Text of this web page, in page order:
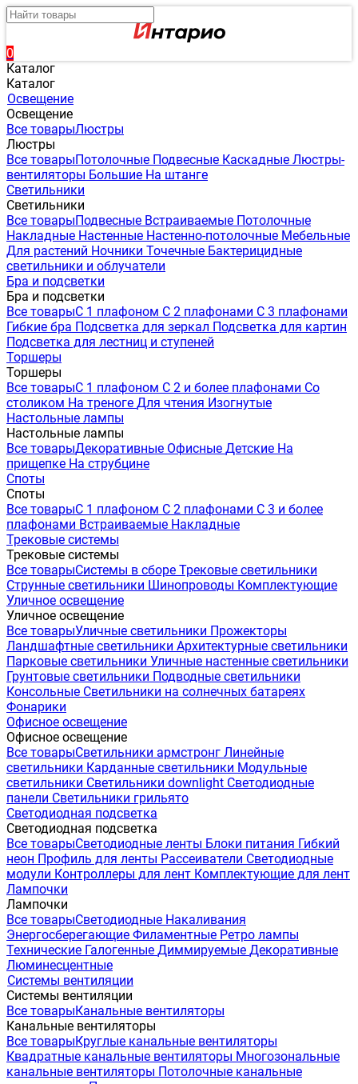
0
Каталог
Каталог
Освещение
Освещение
Все товарыЛюстры
Люстры
Все товарыПотолочные Подвесные Каскадные Люстры-
вентиляторы Большие На штанге
Светильники
Светильники
Все товарыПодвесные Встраиваемые Потолочные
Накладные Настенные Настенно-потолочные Мебельные
Для растений Ночники Точечные Бактерицидные
светильники и облучатели
Бра и подсветки
Бра и подсветки
Все товарыС 1 плафоном С 2 плафонами С 3 плафонами
Гибкие бра Подсветка для зеркал Подсветка для картин
Подсветка для лестниц и ступеней
Торшеры
Торшеры
Все товарыС 1 плафоном С 2 и более плафонами Со
столиком На треноге Для чтения Изогнутые
Настольные лампы
Настольные лампы
Все товарыДекоративные Офисные Детские На
прищепке На струбцине
Споты
Споты
Все товарыС 1 плафоном С 2 плафонами С 3 и более
плафонами Встраиваемые Накладные
Трековые системы
Трековые системы
Все товарыСистемы в сборе Трековые светильники
Струнные светильники Шинопроводы Комплектующие
Уличное освещение
Уличное освещение
Все товарыУличные светильники Прожекторы
Ландшафтные светильники Архитектурные светильники
Парковые светильники Уличные настенные светильники
Грунтовые светильники Подводные светильники
Консольные Светильники на солнечных батареях
Фонарики
Офисное освещение
Офисное освещение
Все товарыСветильники армстронг Линейные
светильники Карданные светильники Модульные
светильники Светильники downlight Светодиодные
панели Светильники грильято
Светодиодная подсветка
Светодиодная подсветка
Все товарыСветодиодные ленты Блоки питания Гибкий
неон Профиль для ленты Рассеиватели Светодиодные
модули Контроллеры для лент Комплектующие для лент
Лампочки
Лампочки
Все товарыСветодиодные Накаливания
Энергосберегающие Филаментные Ретро лампы
Технические Галогенные Диммируемые Декоративные
Люминесцентные
Системы вентиляции
Системы вентиляции
Все товарыКанальные вентиляторы
Канальные вентиляторы
Все товарыКруглые канальные вентиляторы
Квадратные канальные вентиляторы Многозональные
канальные вентиляторы Потолочные канальные